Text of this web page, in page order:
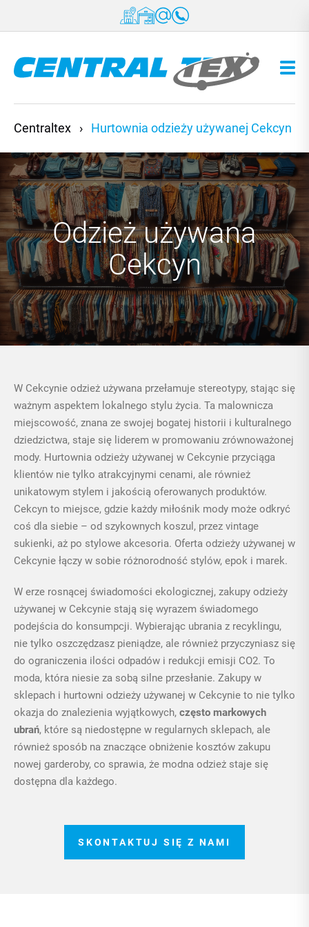
Centraltex › Hurtownia odzieży używanej Cekcyn
Odzież używana
Cekcyn
W Cekcynie odzież używana przełamuje stereotypy, stając się
ważnym aspektem lokalnego stylu życia. Ta malownicza
miejscowość, znana ze swojej bogatej historii i kulturalnego
dziedzictwa, staje się liderem w promowaniu zrównoważonej
mody. Hurtownia odzieży używanej w Cekcynie przyciąga
klientów nie tylko atrakcyjnymi cenami, ale również
unikatowym stylem i jakością oferowanych produktów.
Cekcyn to miejsce, gdzie każdy miłośnik mody może odkryć
coś dla siebie – od szykownych koszul, przez vintage
sukienki, aż po stylowe akcesoria. Oferta odzieży używanej w
Cekcynie łączy w sobie różnorodność stylów, epok i marek.
W erze rosnącej świadomości ekologicznej, zakupy odzieży
używanej w Cekcynie stają się wyrazem świadomego
podejścia do konsumpcji. Wybierając ubrania z recyklingu,
nie tylko oszczędzasz pieniądze, ale również przyczyniasz się
do ograniczenia ilości odpadów i redukcji emisji CO2. To
moda, która niesie za sobą silne przesłanie. Zakupy w
sklepach i hurtowni odzieży używanej w Cekcynie to nie tylko
okazja do znalezienia wyjątkowych, często markowych
ubrań, które są niedostępne w regularnych sklepach, ale
również sposób na znaczące obniżenie kosztów zakupu
nowej garderoby, co sprawia, że modna odzież staje się
dostępna dla każdego.
SKONTAKTUJ SIĘ Z NAMI